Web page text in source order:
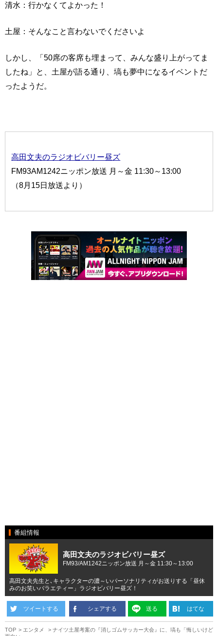
清水：行かなくてよかった！
土屋：そんなこと言わないでくださいよ
しかし、「50席の客席も埋まって、みんな盛り上がってま
したね」と、土屋が語る通り、塙も夢中になるイベントだ
ったようだ。
高田文夫のラジオビバリー昼ズ
FM93AM1242ニッポン放送 月～金 11:30～13:00
（8月15日放送より）
番組情報
高田文夫のラジオビバリー昼ズ
FM93/AM1242ニッポン放送 月～金 11:30～13:00
高田文夫先生と､キャラクターの濃～いパーソナリティがお送りする「昼休
みのお笑いバラエティー」ラジオビバリー昼ズ！
ツイートする シェアする 送る はてな
TOP エンタメ
ナイツ土屋考案の『消しゴムサッカー大会』に、塙も「悔しいけど